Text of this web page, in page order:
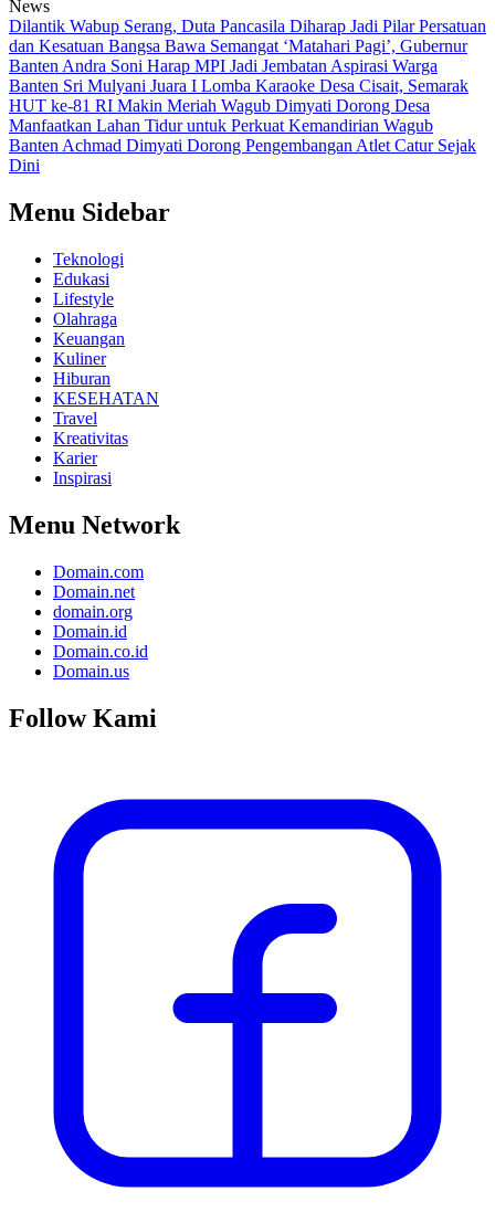
News
Dilantik Wabup Serang, Duta Pancasila Diharap Jadi Pilar Persatuan
dan Kesatuan Bangsa Bawa Semangat ‘Matahari Pagi’, Gubernur
Banten Andra Soni Harap MPI Jadi Jembatan Aspirasi Warga
Banten Sri Mulyani Juara I Lomba Karaoke Desa Cisait, Semarak
HUT ke-81 RI Makin Meriah Wagub Dimyati Dorong Desa
Manfaatkan Lahan Tidur untuk Perkuat Kemandirian Wagub
Banten Achmad Dimyati Dorong Pengembangan Atlet Catur Sejak
Dini
Menu Sidebar
Teknologi
Edukasi
Lifestyle
Olahraga
Keuangan
Kuliner
Hiburan
KESEHATAN
Travel
Kreativitas
Karier
Inspirasi
Menu Network
Domain.com
Domain.net
domain.org
Domain.id
Domain.co.id
Domain.us
Follow Kami